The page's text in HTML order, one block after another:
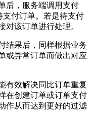
，服务端调用支付
付订单。若是待支付
对该订单进行处理。
果后，同样根据业务
或异常订单而做出对应
效解决同比订单重复
在创建订单或订单支付
作从而达到更好的过滤